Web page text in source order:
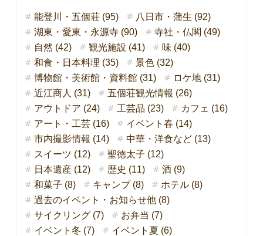
能登川・五個荘 (95)
八日市・蒲生 (92)
湖東・愛東・永源寺 (90)
寺社・仏閣 (49)
自然 (42)
観光施設 (41)
味 (40)
和食・日本料理 (35)
景色 (32)
博物館・美術館・資料館 (31)
ロケ地 (31)
近江商人 (31)
五個荘観光情報 (26)
アウトドア (24)
工芸品 (23)
カフェ (16)
アート・工芸 (16)
イベント春 (14)
市内撮影情報 (14)
中華・洋食など (13)
スイーツ (12)
聖徳太子 (12)
日本遺産 (12)
歴史 (11)
酒 (9)
和菓子 (8)
キャンプ (8)
ホテル (8)
過去のイベント・お知らせ他 (8)
サイクリング (7)
お弁当 (7)
イベント冬 (7)
イベント夏 (6)